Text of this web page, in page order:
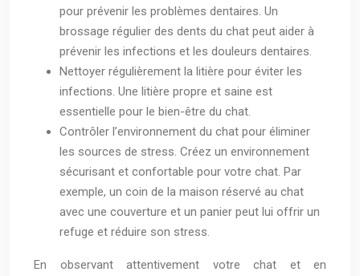
pour prévenir les problèmes dentaires. Un
brossage régulier des dents du chat peut aider à
prévenir les infections et les douleurs dentaires.
Nettoyer régulièrement la litière pour éviter les
infections. Une litière propre et saine est
essentielle pour le bien-être du chat.
Contrôler l’environnement du chat pour éliminer
les sources de stress. Créez un environnement
sécurisant et confortable pour votre chat. Par
exemple, un coin de la maison réservé au chat
avec une couverture et un panier peut lui offrir un
refuge et réduire son stress.
En observant attentivement votre chat et en